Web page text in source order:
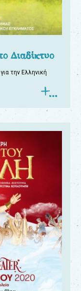
Διαδίκτυο
την Ελληνική